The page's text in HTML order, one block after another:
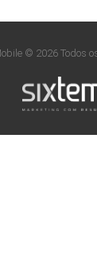
© 2026 Todos